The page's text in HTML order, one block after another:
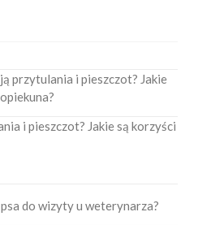
przytulania i pieszczot? Jakie
i pieszczot? Jakie są korzyści
do wizyty u weterynarza?